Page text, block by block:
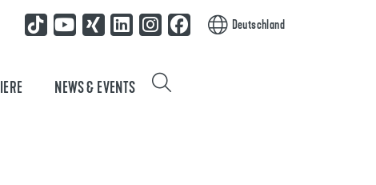
Deutschland
NEWS & EVENTS